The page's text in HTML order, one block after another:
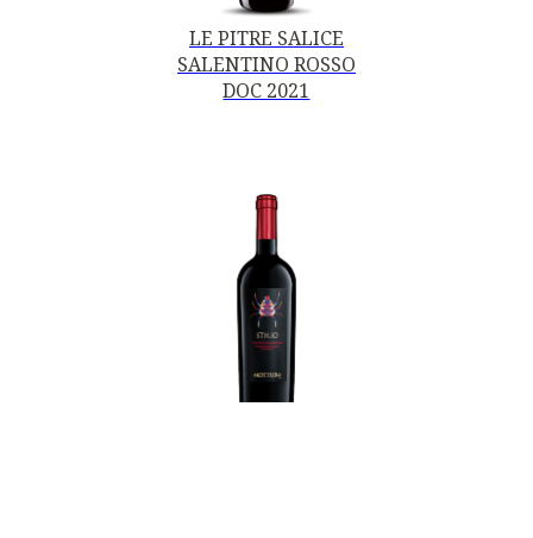
LE PITRE SALICE
SALENTINO ROSSO
DOC 2021